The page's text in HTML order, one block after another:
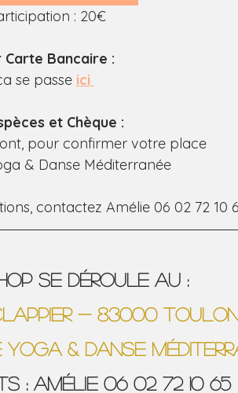
: 20€
Carte Bancaire :
se passe ici
et Chèque :
pour confirmer votre place
& Danse Méditerranée
contactez Amélie 06 02 72 10
se déroule au :
- 83000 TOULON
& Danse
: Amélie 06 02 72 10 65